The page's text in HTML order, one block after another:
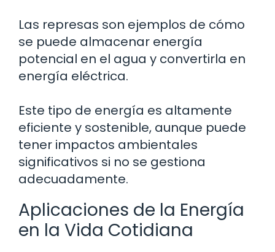
Las represas son ejemplos de cómo
se puede almacenar energía
potencial en el agua y convertirla en
energía eléctrica.
Este tipo de energía es altamente
eficiente y sostenible, aunque puede
tener impactos ambientales
significativos si no se gestiona
adecuadamente.
Aplicaciones de la Energía
en la Vida Cotidiana